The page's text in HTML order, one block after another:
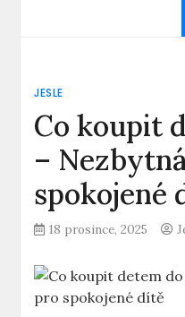
JESLE
Co koupit
–
spokojené
18 prosince, 2025